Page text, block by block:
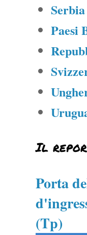
Serbia
Paesi
Il
Porta
(Tp)